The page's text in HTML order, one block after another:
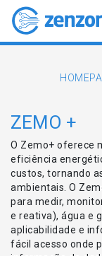
ZEMO +
O Zemo+ oferece
eficiência
custos, tornando
ambientais. O
para medir,
e reativa), água e
aplicabilidade e
fácil acesso onde